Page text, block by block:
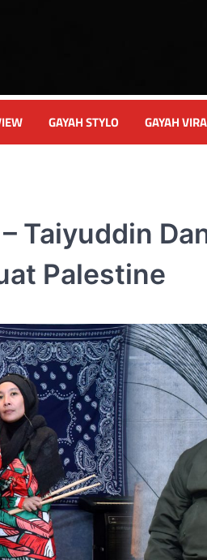
GAYAH STYLO GAYAH
Taiyuddin
Palestine